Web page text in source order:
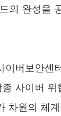
의 완성을
이버보안센
사이버 위
차원의 체